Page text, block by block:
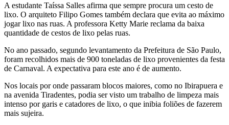
A estudante Taíssa Salles afirma que sempre procura um cesto de
lixo. O arquiteto Filipo Gomes também declara que evita ao máximo
jogar lixo nas ruas. A professora Ketty Marie reclama da baixa
quantidade de cestos de lixo pelas ruas.
No ano passado, segundo levantamento da Prefeitura de São Paulo,
foram recolhidos mais de 900 toneladas de lixo provenientes da festa
de Carnaval. A expectativa para este ano é de aumento.
Nos locais por onde passaram blocos maiores, como no Ibirapuera e
na avenida Tiradentes, podia ser visto um trabalho de limpeza mais
intenso por garis e catadores de lixo, o que inibia foliões de fazerem
mais sujeira.